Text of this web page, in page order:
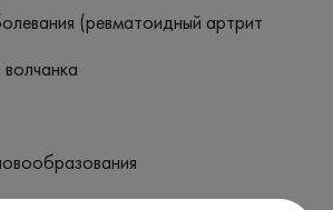
(ревматоидный артрит